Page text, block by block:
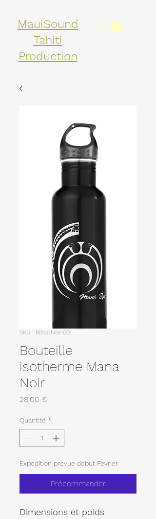
MauiSound
Tahiti
Production
SKU : Btiso-Noir-001
Bouteille
isotherme Mana
Noir
28,00 €
Quantité *
Expedition prévue début Fevrier
Précommander
Dimensions et poids